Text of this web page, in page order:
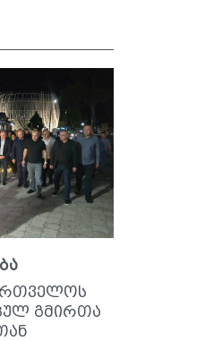
გმირთა